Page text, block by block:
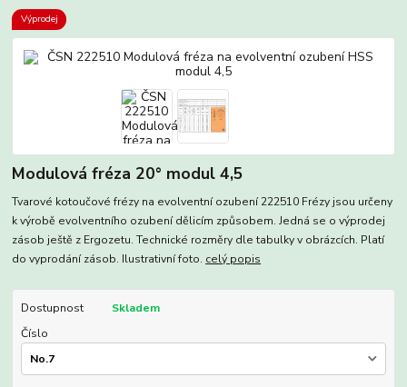
Výprodej
Modulová fréza 20° modul 4,5
Tvarové kotoučové frézy na evolventní ozubení 222510 Frézy jsou určeny
k výrobě evolventního ozubení dělicím způsobem. Jedná se o výprodej
zásob ještě z Ergozetu. Technické rozměry dle tabulky v obrázcích. Platí
do vyprodání zásob. Ilustrativní foto. celý popis
Dostupnost
Skladem
Číslo